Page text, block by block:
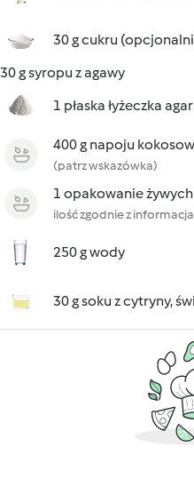
30 g cukru
30 g syropu z agawy
1 płaska łyżeczka
400 g napoju
(patrz wskazówka)
1 opakowanie
ilość zgodnie z
250 g wody
30 g soku z cytryny,